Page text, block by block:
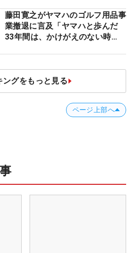
藤田寛之がヤマハのゴルフ用品事
業撤退に言及「ヤマハと歩んだ
33年間は、かけがえのない時
ングをもっと見る
ページ上部へ